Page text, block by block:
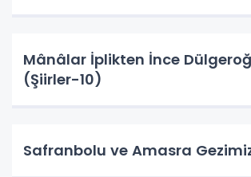
Mânâlar İplikten İnce
(Şiirler-10)
Safranbolu ve Amasra